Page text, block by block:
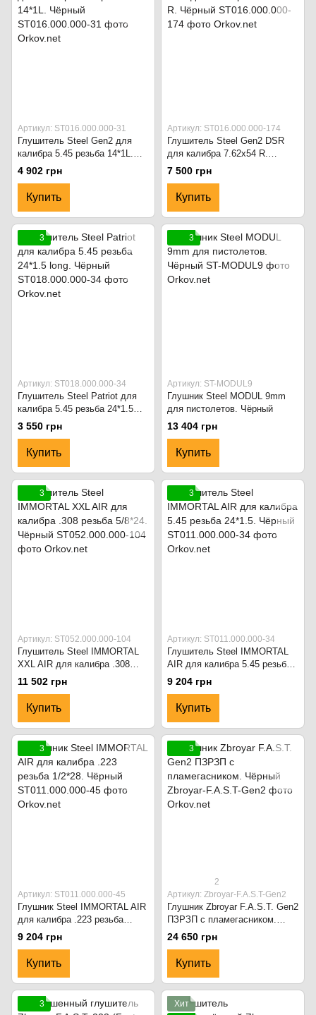
Артикул: ST016.000.000-31
Глушитель Steel Gen2 для
калибра 5.45 резьба 14*1L.
Чёрный
4 902 грн
Купить
Артикул: ST016.000.000-174
Глушитель Steel Gen2 DSR
для калибра 7.62х54 R.
Чёрный
7 500 грн
Купить
3
Артикул: ST018.000.000-34
Глушитель Steel Patriot для
калибра 5.45 резьба 24*1.5
long. Чёрный
3 550 грн
Купить
3
Артикул: ST-MODUL9
Глушник Steel MODUL 9mm
для пистолетов. Чёрный
13 404 грн
Купить
3
Артикул: ST052.000.000-104
Глушитель Steel IMMORTAL
XXL AIR для калибра .308
резьба 5/8*24. Чёрный
11 502 грн
Купить
3
Артикул: ST011.000.000-34
Глушитель Steel IMMORTAL
AIR для калибра 5.45 резьба
24*1.5. Чёрный
9 204 грн
Купить
3
Артикул: ST011.000.000-45
Глушник Steel IMMORTAL AIR
для калибра .223 резьба
1/2*28. Чёрный
9 204 грн
Купить
3
2
Артикул: Zbroyar-F.A.S.T-Gen2
Глушник Zbroyar F.A.S.T. Gen2
ПЗРЗП с пламегасником.
Чёрный
24 650 грн
Купить
3 Хит